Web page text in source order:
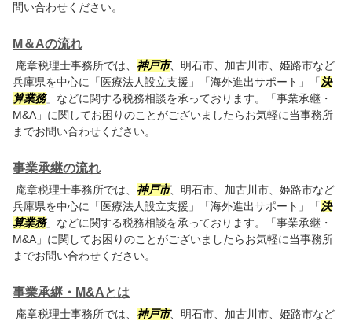
問い合わせください。
M＆Aの流れ
庵章税理士事務所では、 神戸市、明石市、加古川市、姫路市など
兵庫県を中心に「医療法人設立支援」「海外進出サポート」「 決
算業務」などに関する税務相談を承っております。「事業承継・
M&A」に関してお困りのことがございましたらお気軽に当事務所
までお問い合わせください。
事業承継の流れ
庵章税理士事務所では、 神戸市、明石市、加古川市、姫路市など
兵庫県を中心に「医療法人設立支援」「海外進出サポート」「 決
算業務」などに関する税務相談を承っております。「事業承継・
M&A」に関してお困りのことがございましたらお気軽に当事務所
までお問い合わせください。
事業承継・M&Aとは
庵章税理士事務所では、 神戸市、明石市、加古川市、姫路市など